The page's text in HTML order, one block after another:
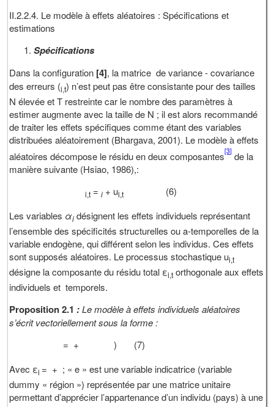
II.2.2.4. Le modèle à effets aléatoires : Spécifications et
estimations
Spécifications
Dans la configuration [4], la matrice de variance - covariance
des erreurs (i,t) n’est peut pas être consistante pour des tailles
N élevée et T restreinte car le nombre des paramètres à
estimer augmente avec la taille de N ; il est alors recommandé
de traiter les effets spécifiques comme étant des variables
distribuées aléatoirement (Bhargava, 2001). Le modèle à effets
aléatoires décompose le résidu en deux composantes[3] de la
manière suivante (Hsiao, 1986),:
i,t= i+ ui,t (6)
Les variables αidésignent les effets individuels représentant
l’ensemble des spécificités structurelles ou a-temporelles de la
variable endogène, qui différent selon les individus. Ces effets
sont supposés aléatoires. Le processus stochastique ui,t
désigne la composante du résidu total εi,torthogonale aux effets
individuels et temporels.
Proposition 2.1 :Le modèle à effets individuels aléatoires
s’écrit vectoriellement sous la forme :
= +
) (7)
Avec εi = + ; « e » est une variable indicatrice (variable
dummy « région ») représentée par une matrice unitaire
permettant d’apprécier l’appartenance d’un individu (pays) à une